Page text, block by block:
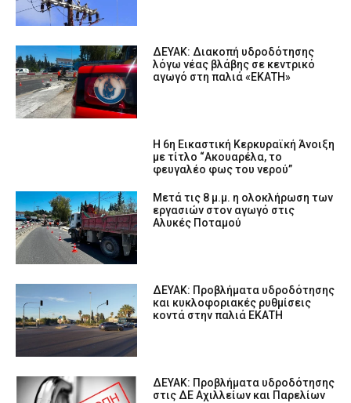
ΔΕΥΑΚ: Διακοπή υδροδότησης
λόγω νέας βλάβης σε κεντρικό
αγωγό στη παλιά «ΕΚΑΤΗ»
Η 6η Εικαστική Κερκυραϊκή Άνοιξη
με τίτλο “Ακουαρέλα, το
φευγαλέο φως του νερού”
Μετά τις 8 μ.μ. η ολοκλήρωση των
εργασιών στον αγωγό στις
Αλυκές Ποταμού
ΔΕΥΑΚ: Προβλήματα υδροδότησης
και κυκλοφοριακές ρυθμίσεις
κοντά στην παλιά ΕΚΑΤΗ
ΔΕΥΑΚ: Προβλήματα υδροδότησης
στις ΔΕ Αχιλλείων και Παρελίων